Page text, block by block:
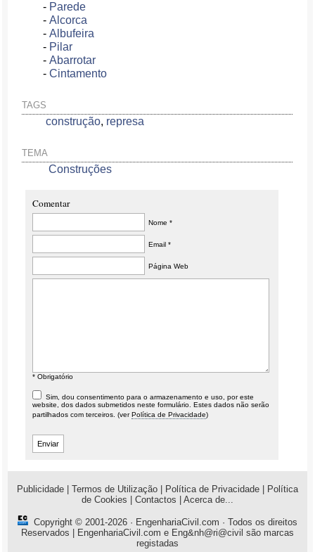
- Parede
-Alcorca
-Albufeira
- Pilar
-Abarrotar
-Cintamento
TAGS
construção, represa
TEMA
Construções
Comentar
Nome *
Email *
Página Web
* Obrigatório
Sim, dou consentimento para o armazenamento e uso, por este
website, dos dados submetidos neste formulário. Estes dados não serão
partilhados com terceiros. (verPolítica de Privacidade)
Publicidade Termos de Utilização Política de Privacidade
Política
de Cookies
Contactos Acerca de...
Copyright © 2001-2026 · EngenhariaCivil.com · Todos os direitos
Reservados | EngenhariaCivil.com e Eng&nh@ri@civil são marcas
registadas